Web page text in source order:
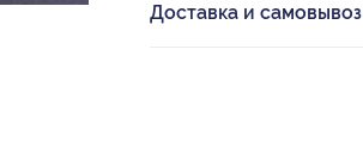
Доставка и самовывоз